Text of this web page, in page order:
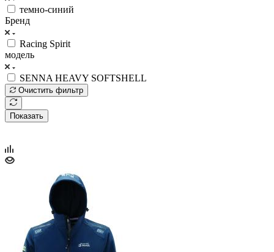
темно-синий
Бренд
Racing Spirit
модель
SENNA HEAVY SOFTSHELL
Очистить фильтр
Показать